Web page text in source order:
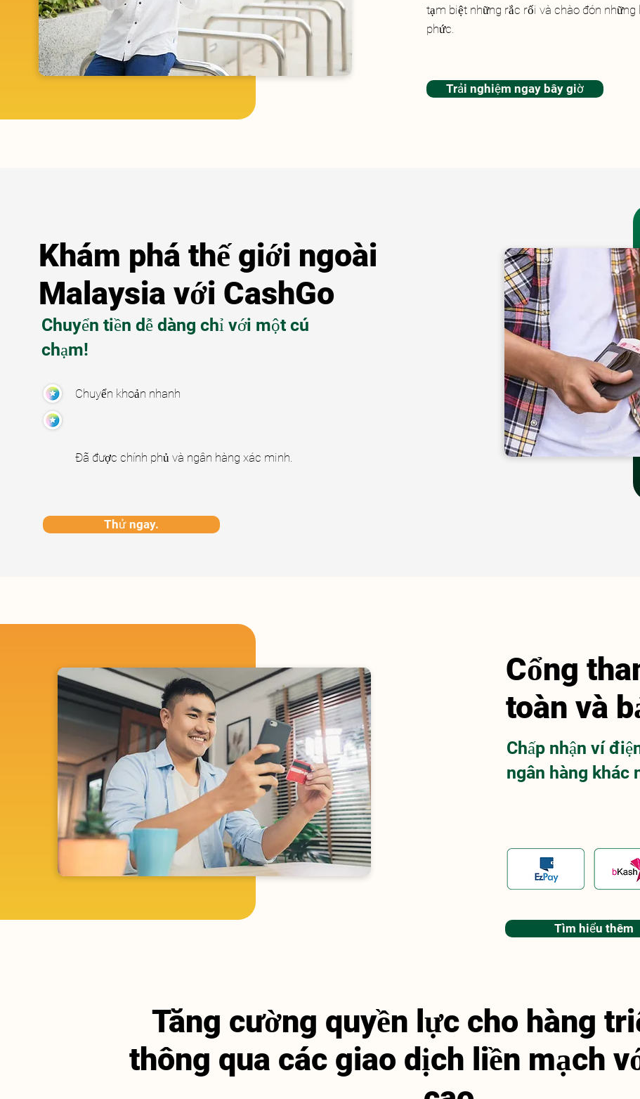
tạm biệt những rắc rối và chào đón
phức.
Trải nghiệm ngay bây giờ
Khám phá thế giới ngoài
Malaysia với CashGo
Chuyển tiền dễ dàng chỉ với một cú
chạm!
Chuyển khoản nhanh
Đã được chính phủ và ngân hàng xác minh.
Thử ngay.
Cổng
toàn và
Chấp nhận ví
ngân hàng khác
Tìm hiểu thêm
Tăng cường quyền lực cho hàng
thông qua các giao dịch liền mạch